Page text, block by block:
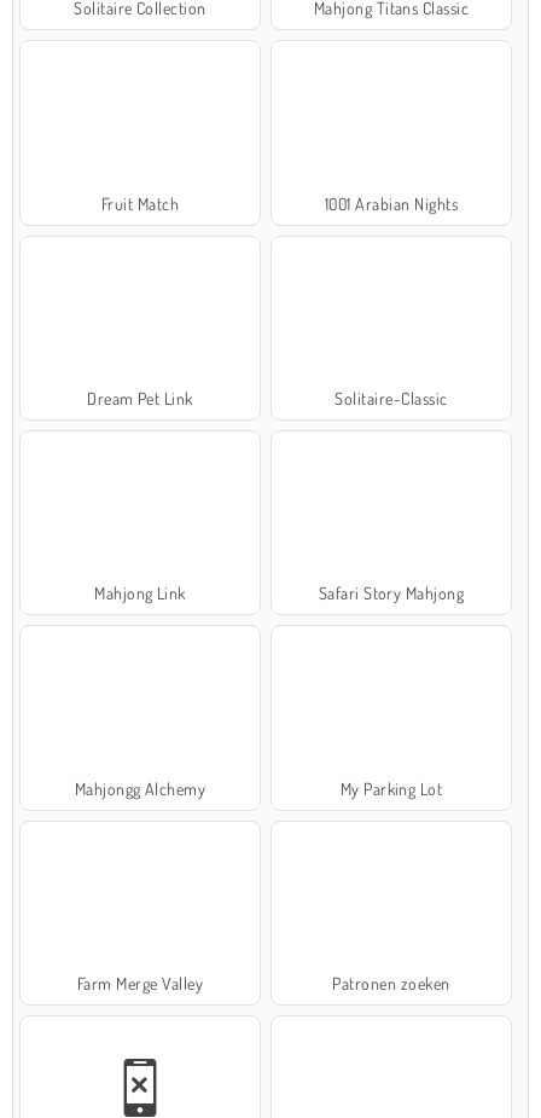
Solitaire Collection Mahjong Titans Classic
Fruit Match 1001 Arabian Nights
Dream Pet Link Solitaire-Classic
Mahjong Link Safari Story Mahjong
Mahjongg Alchemy My Parking Lot
Farm Merge Valley Patronen zoeken